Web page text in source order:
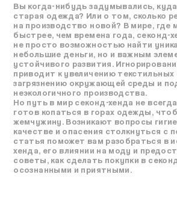
Вы когда-нибудь задумывались,
старая одежда? Или о том, сколько
на производство новой? В мире, где
быстрее, чем времена года, секонд-
не просто возможностью найти
небольшие деньги, но и важным
устойчивого развития.
приводит к увеличению текстильных
загрязнению окружающей среды и
неэкологичного производства.
Но путь в мир секонд-хенда не
готов копаться в горах одежды,
жемчужину. Возникают вопросы
качестве и опасения столкнуться с
статья поможет вам разобраться в
хенда, его влиянии на моду и
советы, как сделать покупки в
осознанными и приятными.